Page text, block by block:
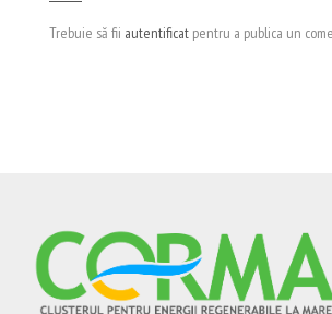
Trebuie să fii autentificat pentru a publica un